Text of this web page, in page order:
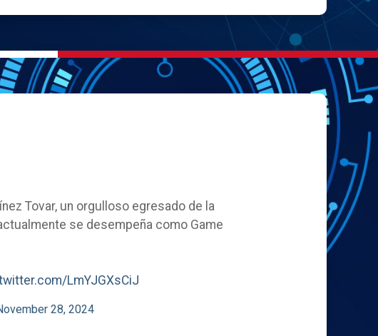
Tovar, un orgulloso egresado de la
se desempeña como Game
LmYJGXsCiJ
28, 2024